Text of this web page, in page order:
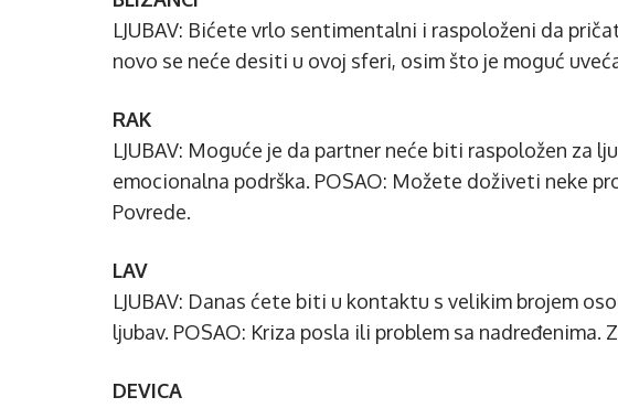
LJUBAV: Bićete vrlo sentimentalni i raspoloženi da
novo se neće desiti u ovoj sferi, osim što je moguć
RAK
LJUBAV: Moguće je da partner neće biti raspoložen za
emocionalna podrška. POSAO: Možete doživeti neke
Povrede.
LAV
LJUBAV: Danas ćete biti u kontaktu s velikim brojem
ljubav. POSAO: Kriza posla ili problem sa nadređenima.
DEVICA